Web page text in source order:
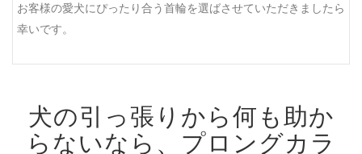
お客様の愛犬にぴったり合う首輪を選ばさせていただきましたら
幸いです。
犬の引っ張りから何も助か
らないなら、プロングカラ